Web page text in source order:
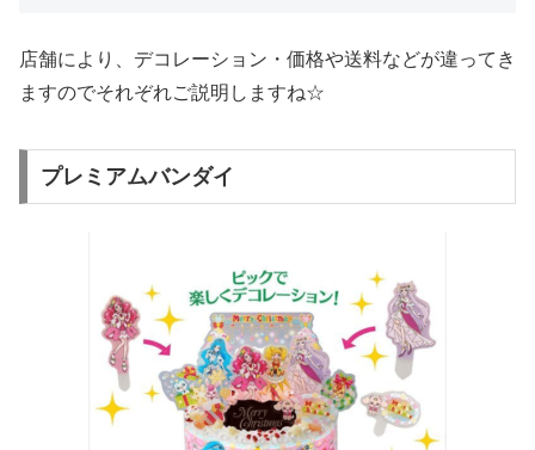
店舗により、デコレーション・価格や送料などが違ってき
ますのでそれぞれご説明しますね☆
プレミアムバンダイ